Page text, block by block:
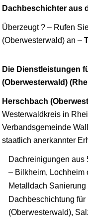
Dachbeschichter aus
Überzeugt ? – Rufen
(Oberwesterwald) an –
Die Dienstleistungen
(Oberwesterwald)
Herschbach
Westerwaldkreis in
Verbandsgemeinde
staatlich anerkannter
Dachreinigungen aus
– Bilkheim, Lochheim
Metalldach
Dachbeschichtung
(Oberwesterwald),